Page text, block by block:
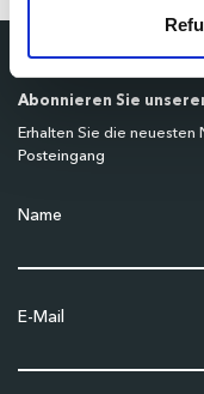
Abonnieren Sie
Erhalten Sie die neuesten
Posteingang
Name
E-Mail